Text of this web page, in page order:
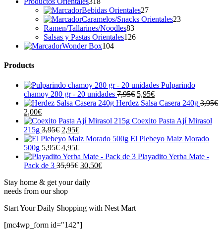
productos
Bebidas Orientales2727
productos
Caramelos/Snacks Orientales2323
Ramen/Tallarines/Noodles8383
productos
Salsas y Pastas Orientales126126
Wonder Box104104
Products
Pulparindo
chamoy 280 gr - 20 unidades 7,95€ El
precio
era:
5,95€El
precio
es:
Herdez Salsa Casera 240g 3,95€
El
precio
original
era:
3,95€.
2,00€El
precio
actual
es:
2,00€.
Coexito Pasta Ají Mirasol
215g 3,95€ El
precio
original
era:
3,95€.
2,95€El
precio
actual
es:
2,95€.
El Plebeyo Maiz Morado
500g 5,95€ El
precio
original
5,95€.
4,95€El
precio
actual
4,95€.
Playadito Yerba Mate -
Pack de 3 35,95€ El
original
30,50€El
Stay home & get your daily
needs from our shop
Start Your Daily Shopping with Nest Mart
[mc4wp_form id="142"]